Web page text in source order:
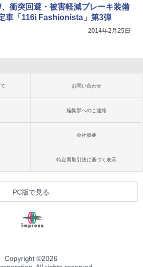
、衝突回避・被害軽減ブレーキ装備
車「116i Fashionista」第3弾
2014年2月25日
お問い合わせ
編集部へのご連絡
会社概要
特定商取引法に基づく表示
PC版で見る
Copyright ©2026